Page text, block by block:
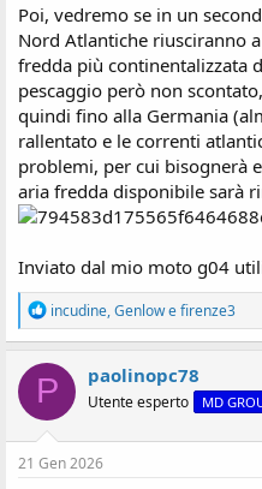
Poi, vedremo se in un
Nord Atlantiche riusciranno
fredda più continentalizzata
pescaggio però non
quindi fino alla Germania
rallentato e le correnti
problemi, per cui bisognerà
aria fredda disponibile sarà
Inviato dal mio moto g04
R
e
a
z
i
n
i
:
incudine,Genlowefirenze3
P paolinopc78
Utente esperto MD
21 Gen 2026